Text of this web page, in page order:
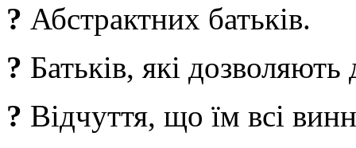
? Абстрактних батьків.
? Батьків, які дозволяють
? Відчуття, що їм всі